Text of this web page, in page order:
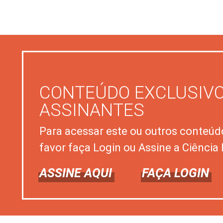
CONTEÚDO
ASSINANTES
Para acessar este ou outros
favor faça Login ou Assine a Ciência
ASSINE AQUI FAÇA LOGIN